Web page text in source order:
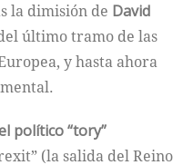
la dimisión de David
último tramo de las
y hasta ahora
político “tory”
(la salida del Reino